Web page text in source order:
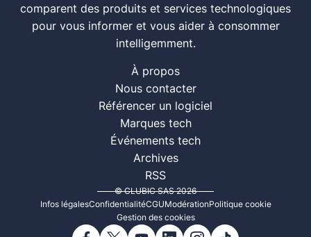
comparent des produits et services technologiques
pour vous informer et vous aider à consommer
intelligemment.
À propos
Nous contacter
Référencer un logiciel
Marques tech
Événements tech
Archives
RSS
© CLUBIC SAS 2026
Infos légalesConfidentialitéCGUModérationPolitique cookie
Gestion des cookies